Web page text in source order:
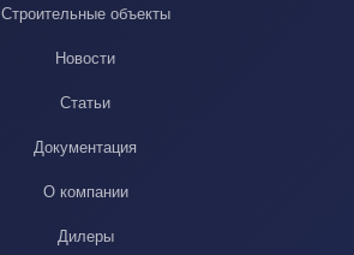
Строительные объекты
Новости
Статьи
Документация
О компании
Дилеры